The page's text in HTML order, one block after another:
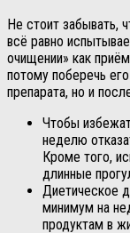
Не стоит забывать,
всё равно
очищении» как
потому поберечь
препарата, но и
Чтобы
неделю
Кроме того,
длинные
Диетическое
минимум на
продуктам в